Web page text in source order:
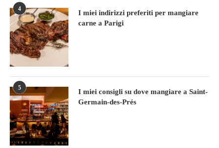
4
I miei indirizzi preferiti per mangiare
carne a Parigi
5
I miei consigli su dove mangiare a Saint-
Germain-des-Prés